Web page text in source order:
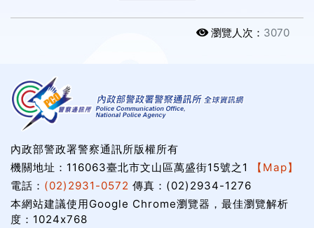
瀏覽人次： 3070
內政部警政署警察通訊所版權所有
機關地址：116063臺北市文山區萬盛街15號之1
【Map】
電話： (02)2931-0572 傳真：(02)2934-1276
本網站建議使用Google Chrome瀏覽器，最佳瀏覽解析
度：1024x768